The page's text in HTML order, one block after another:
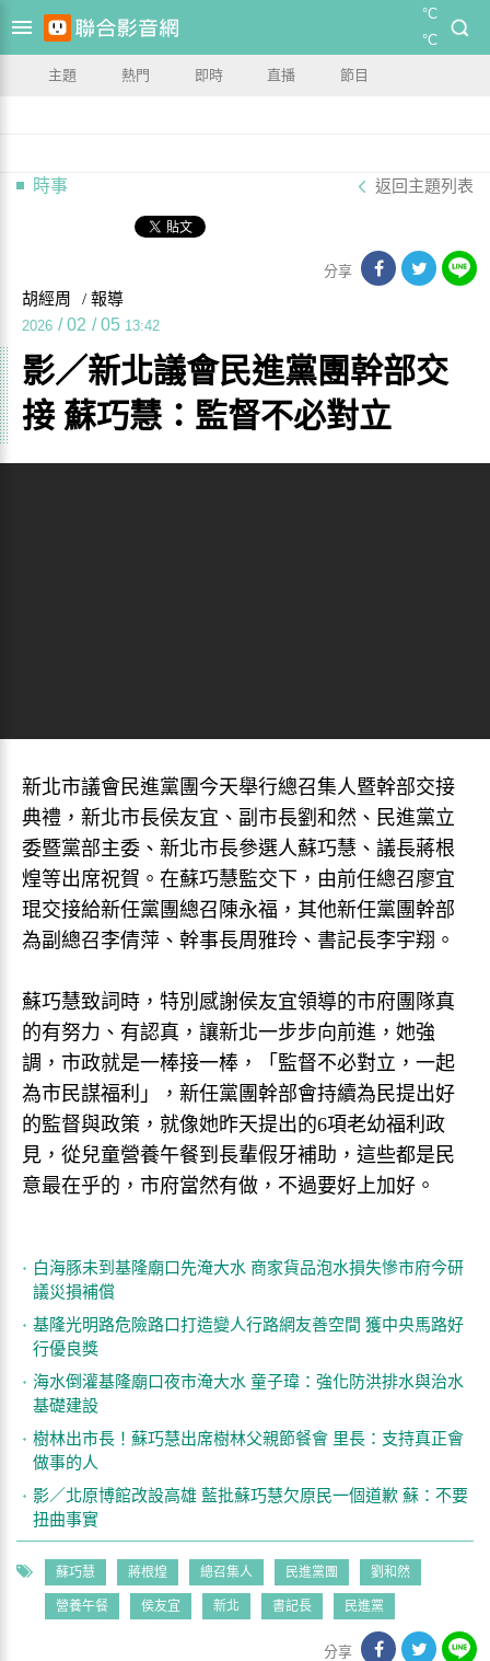
°C
°C
主題 熱門 即時 直播 節目
時事 返回主題列表
分享
胡經周 / 報導
2026 / 02 / 05 13:42
影／新北議會民進黨團幹部交
接 蘇巧慧：監督不必對立
新北市議會民進黨團今天舉行總召集人暨幹部交接
典禮，新北市長侯友宜、副市長劉和然、民進黨立
委暨黨部主委、新北市長參選人蘇巧慧、議長蔣根
煌等出席祝賀。在蘇巧慧監交下，由前任總召廖宜
琨交接給新任黨團總召陳永福，其他新任黨團幹部
為副總召李倩萍、幹事長周雅玲、書記長李宇翔。
蘇巧慧致詞時，特別感謝侯友宜領導的市府團隊真
的有努力、有認真，讓新北一步步向前進，她強
調，市政就是一棒接一棒，「監督不必對立，一起
為市民謀福利」，新任黨團幹部會持續為民提出好
的監督與政策，就像她昨天提出的6項老幼福利政
見，從兒童營養午餐到長輩假牙補助，這些都是民
意最在乎的，市府當然有做，不過要好上加好。
白海豚未到基隆廟口先淹大水 商家貨品泡水損失慘市府今研
議災損補償
基隆光明路危險路口打造變人行路網友善空間 獲中央馬路好
行優良獎
海水倒灌基隆廟口夜市淹大水 童子瑋：強化防洪排水與治水
基礎建設
樹林出市長！蘇巧慧出席樹林父親節餐會 里長：支持真正會
做事的人
影／北原博館改設高雄 藍批蘇巧慧欠原民一個道歉 蘇：不要
扭曲事實
蘇巧慧 蔣根煌 總召集人 民進黨團 劉和然
營養午餐 侯友宜 新北 書記長 民進黨
分享